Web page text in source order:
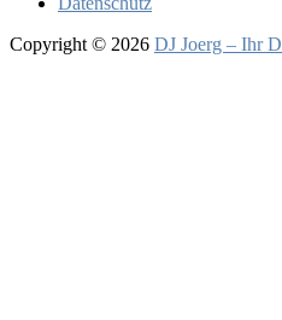
Copyright © 2026 DJ Joerg – Ihr